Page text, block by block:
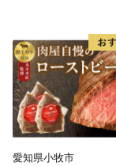
されました！
👉和歌山県串
👉「竹皮包みよ
★ABCテレビの
「串本食品株式
ました！
愛知県小牧市